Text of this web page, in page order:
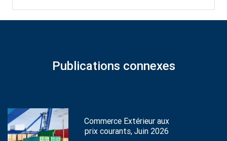
Publications connexes
Commerce Extérieur aux
prix courants, Juin 2026